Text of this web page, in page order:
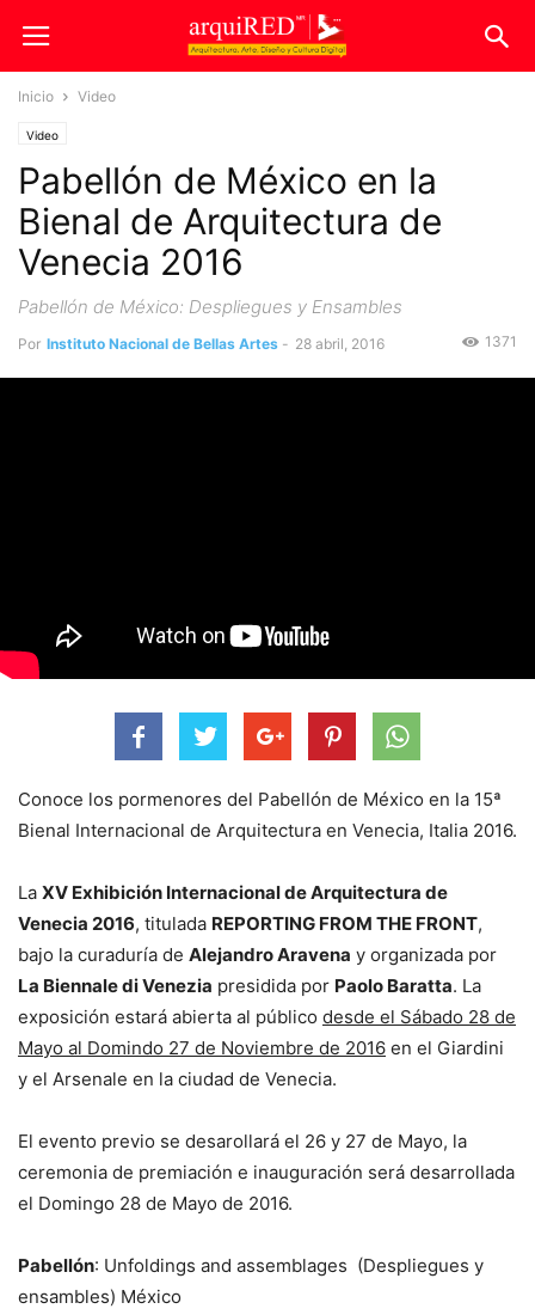
Inicio Video
Video
Pabellón de México en la
Bienal de Arquitectura de
Venecia 2016
Pabellón de México: Despliegues y Ensambles
Por Instituto Nacional de Bellas Artes - 28 abril, 2016 1371
Conoce los pormenores del Pabellón de México en la 15ª
Bienal Internacional de Arquitectura en Venecia, Italia 2016.
La XV Exhibición Internacional de Arquitectura de
Venecia 2016, titulada REPORTING FROM THE FRONT,
bajo la curaduría de Alejandro Aravena y organizada por
La Biennale di Venezia presidida por Paolo Baratta. La
exposición estará abierta al público desde el Sábado 28 de
Mayo al Domindo 27 de Noviembre de 2016 en el Giardini
y el Arsenale en la ciudad de Venecia.
El evento previo se desarollará el 26 y 27 de Mayo, la
ceremonia de premiación e inauguración será desarrollada
el Domingo 28 de Mayo de 2016.
Pabellón: Unfoldings and assemblages (Despliegues y
ensambles) México